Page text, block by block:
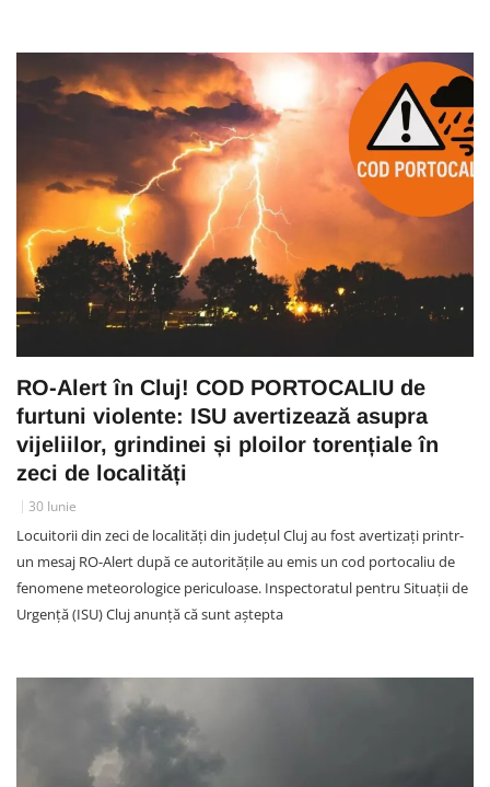
RO-Alert în Cluj! COD PORTOCALIU de
furtuni violente: ISU avertizează asupra
vijeliilor, grindinei și ploilor torențiale în
zeci de localități
30 Iunie
Locuitorii din zeci de localități din județul Cluj au fost avertizați printr-
un mesaj RO-Alert după ce autoritățile au emis un cod portocaliu de
fenomene meteorologice periculoase. Inspectoratul pentru Situații de
Urgență (ISU) Cluj anunță că sunt aștepta